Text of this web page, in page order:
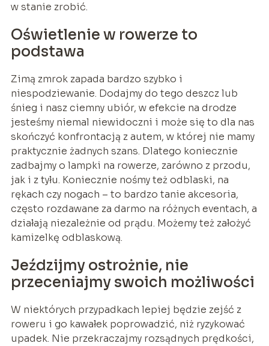
w stanie zrobić.
Oświetlenie w rowerze to
podstawa
Zimą zmrok zapada bardzo szybko i
niespodziewanie. Dodajmy do tego deszcz lub
śnieg i nasz ciemny ubiór, w efekcie na drodze
jesteśmy niemal niewidoczni i może się to dla nas
skończyć konfrontacją z autem, w której nie mamy
praktycznie żadnych szans. Dlatego koniecznie
zadbajmy o lampki na rowerze, zarówno z przodu,
jak i z tyłu. Koniecznie nośmy też odblaski, na
rękach czy nogach – to bardzo tanie akcesoria,
często rozdawane za darmo na różnych eventach, a
działają niezależnie od prądu. Możemy też założyć
kamizelkę odblaskową.
Jeździjmy ostrożnie, nie
przeceniajmy swoich możliwości
W niektórych przypadkach lepiej będzie zejść z
roweru i go kawałek poprowadzić, niż ryzykować
upadek. Nie przekraczajmy rozsądnych prędkości,